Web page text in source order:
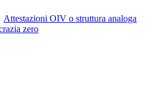
Attestazioni OIV o struttura analoga
zero